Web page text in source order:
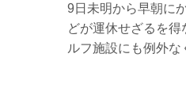
9日未明から早朝に
どが運休せざるを
ルフ施設にも例外な